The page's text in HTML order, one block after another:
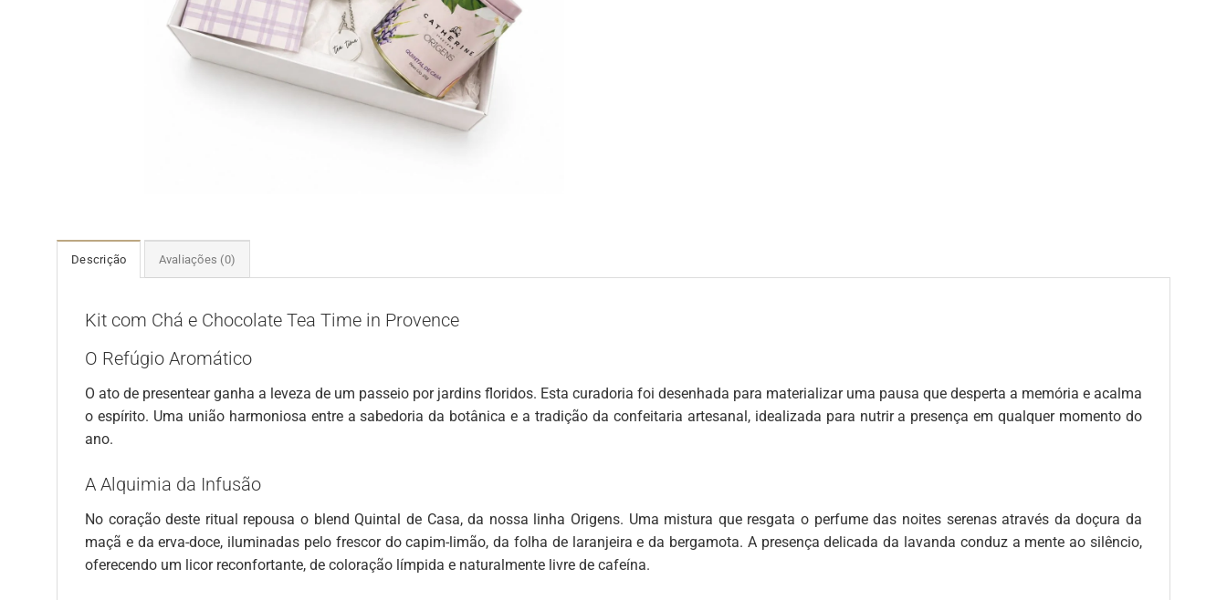
Descrição Avaliações (0)
Kit com Chá e Chocolate Tea Time in Provence
O Refúgio Aromático
O ato de presentear ganha a leveza de um passeio por jardins floridos. Esta curadoria foi desenhada para materializar uma pausa que desperta a memória e acalma
o espírito. Uma união harmoniosa entre a sabedoria da botânica e a tradição da confeitaria artesanal, idealizada para nutrir a presença em qualquer momento do
ano.
A Alquimia da Infusão
No coração deste ritual repousa o blend Quintal de Casa, da nossa linha Origens. Uma mistura que resgata o perfume das noites serenas através da doçura da
maçã e da erva-doce, iluminadas pelo frescor do capim-limão, da folha de laranjeira e da bergamota. A presença delicada da lavanda conduz a mente ao silêncio,
oferecendo um licor reconfortante, de coloração límpida e naturalmente livre de cafeína.